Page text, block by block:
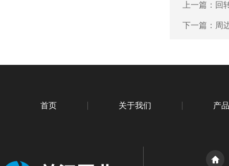
上一篇： 回
下一篇： 周
首页 关于我们 产